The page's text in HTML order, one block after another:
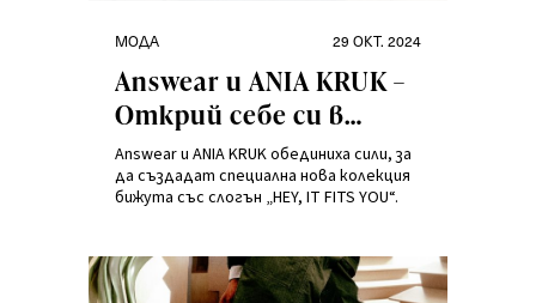
МОДА 29 ОКТ. 2024
Answear и ANIA KRUK –
Открий себе си в
новата колекция
бижута „HEY, IT FITS
YOU“.
Answear и ANIA KRUK обединиха сили, за
да създадат специална нова колекция
бижута със слогън „HEY, IT FITS YOU“.